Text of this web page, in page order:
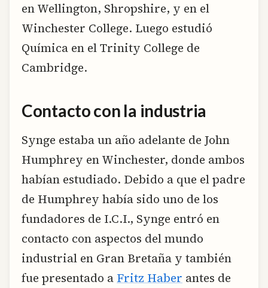
en Wellington, Shropshire, y en el
Winchester College. Luego estudió
Química en el Trinity College de
Cambridge.
Contacto con la industria
Synge estaba un año adelante de John
Humphrey en Winchester, donde ambos
habían estudiado. Debido a que el padre
de Humphrey había sido uno de los
fundadores de I.C.I., Synge entró en
contacto con aspectos del mundo
industrial en Gran Bretaña y también
fue presentado a Fritz Haber antes de